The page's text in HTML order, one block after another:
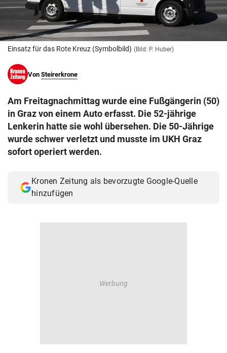
© Krone Multimedia GmbH & Co KG 2026
Muthgasse 2, 1190 Wien
Einsatz für das Rote Kreuz (Symbolbild) (Bild: P. Huber)
Von Steirerkrone
Am Freitagnachmittag wurde eine Fußgängerin (50)
in Graz von einem Auto erfasst. Die 52-jährige
Lenkerin hatte sie wohl übersehen. Die 50-Jährige
wurde schwer verletzt und musste im UKH Graz
sofort operiert werden.
Kronen Zeitung als bevorzugte Google-Quelle
hinzufügen